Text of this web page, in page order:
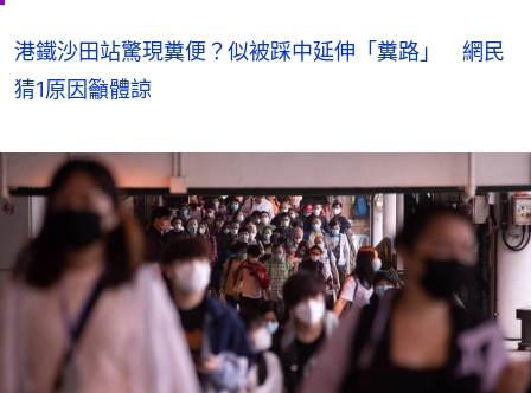
港鐵沙田站驚現糞便？似被踩中延伸「糞路」 網民
猜1原因籲體諒